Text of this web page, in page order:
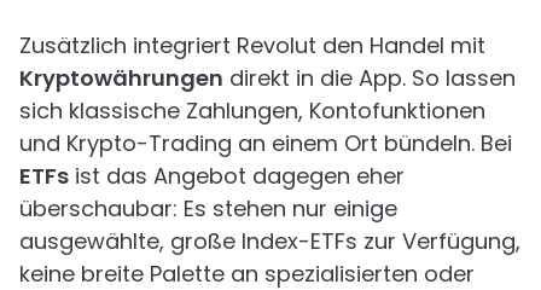
Zusätzlich integriert Revolut den Handel mit
Kryptowährungen direkt in die App. So lassen
sich klassische Zahlungen, Konto­funktionen
und Krypto-Trading an einem Ort bündeln. Bei
ETFs ist das Angebot dagegen eher
überschaubar: Es stehen nur einige
ausgewählte, große Index-ETFs zur Verfügung,
keine breite Palette an spezialisierten oder